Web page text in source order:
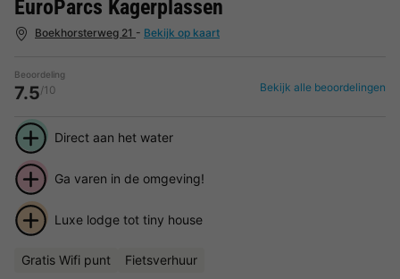
EuroParcs Kagerplassen
Boekhorsterweg 21 - Bekijk op kaart
Beoordeling
7.5/10 Bekijk alle beoordelingen
Direct aan het water
Ga varen in de omgeving!
Luxe lodge tot tiny house
Gratis Wifi punt Fietsverhuur